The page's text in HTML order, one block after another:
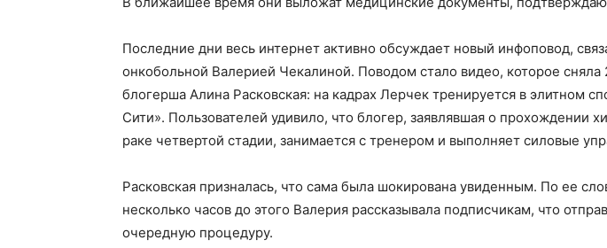
Последние дни весь интернет активно обсуждает новый инфоповод,
онкобольной Валерией Чекалиной. Поводом стало видео, которое сняла
блогерша Алина Расковская: на кадрах Лерчек тренируется в элитном
Сити». Пользователей удивило, что блогер, заявлявшая о прохождении
раке четвертой стадии, занимается с тренером и выполняет силовые
Расковская призналась, что сама была шокирована увиденным. По ее
несколько часов до этого Валерия рассказывала подписчикам, что
очередную процедуру.